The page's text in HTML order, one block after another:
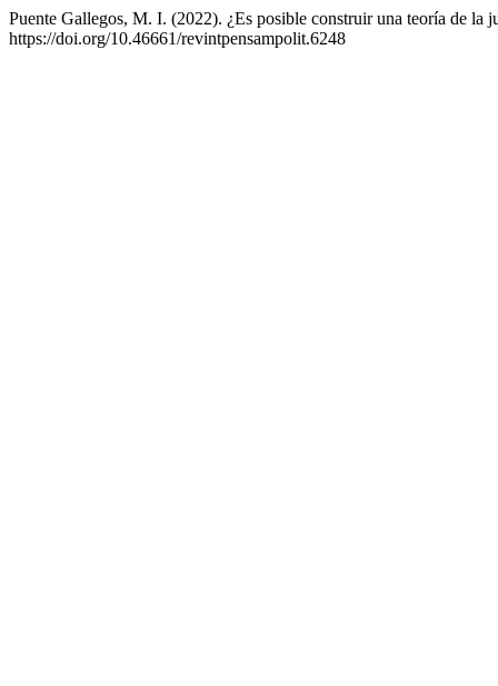
Puente Gallegos, M. I. (2022). ¿Es posible construir una teoría de la
https://doi.org/10.46661/revintpensampolit.6248